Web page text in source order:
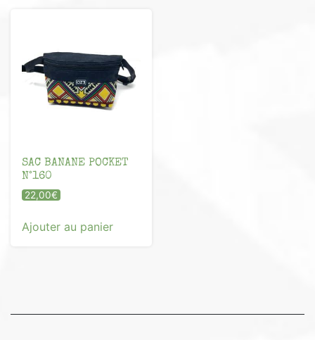
SAC BANANE POCKET
N°160
22,00€
Ajouter au panier